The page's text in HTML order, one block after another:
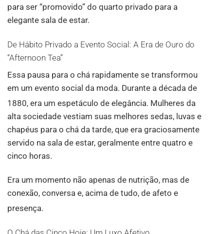
para ser “promovido” do quarto privado para a
elegante sala de estar.
De Hábito Privado a Evento Social: A Era de Ouro do
“Afternoon Tea”
Essa pausa para o chá rapidamente se transformou
em um evento social da moda. Durante a década de
1880, era um espetáculo de elegância. Mulheres da
alta sociedade vestiam suas melhores sedas, luvas e
chapéus para o chá da tarde, que era graciosamente
servido na sala de estar, geralmente entre quatro e
cinco horas.
Era um momento não apenas de nutrição, mas de
conexão, conversa e, acima de tudo, de afeto e
presença.